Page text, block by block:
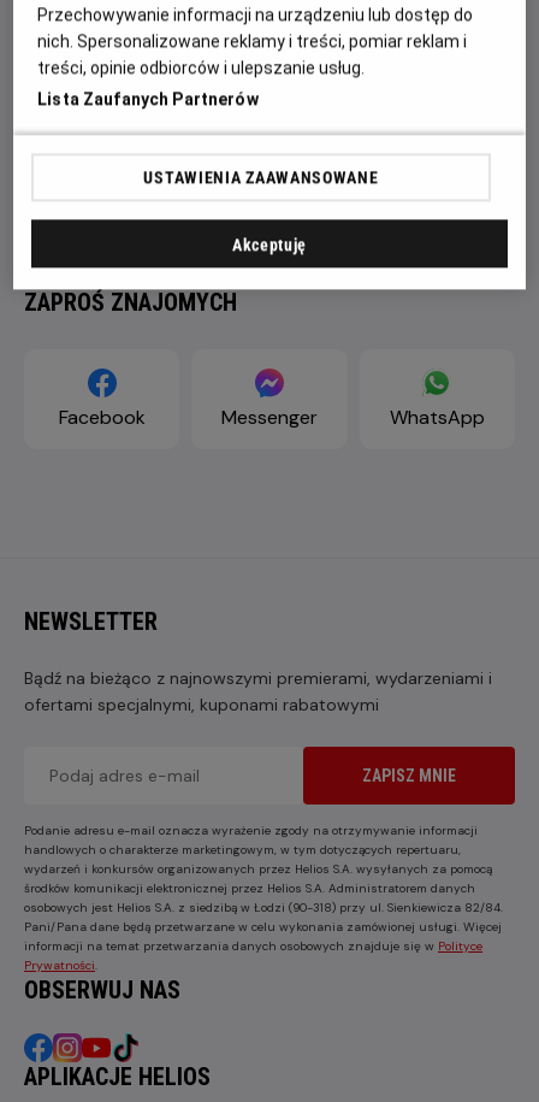
ZAPROŚ ZNAJOMYCH
Facebook Messenger WhatsApp
NEWSLETTER
Bądź na bieżąco z najnowszymi premierami, wydarzeniami i
ofertami specjalnymi, kuponami rabatowymi
ZAPISZ MNIE
Podanie adresu e-mail oznacza wyrażenie zgody na otrzymywanie informacji
handlowych o charakterze marketingowym, w tym dotyczących repertuaru,
wydarzeń i konkursów organizowanych przez Helios S.A. wysyłanych za pomocą
środków komunikacji elektronicznej przez Helios S.A. Administratorem danych
osobowych jest Helios S.A. z siedzibą w Łodzi (90-318) przy ul. Sienkiewicza 82/84.
Pani/Pana dane będą przetwarzane w celu wykonania zamówionej usługi. Więcej
informacji na temat przetwarzania danych osobowych znajduje się w Polityce
Prywatności
OBSERWUJ NAS
APLIKACJE HELIOS
Przechowywanie informacji na urządzeniu lub dostęp do
nich. Spersonalizowane reklamy i treści, pomiar reklam i
treści, opinie odbiorców i ulepszanie usług.
Lista Zaufanych Partnerów
USTAWIENIA ZAAWANSOWANE
Akceptuję